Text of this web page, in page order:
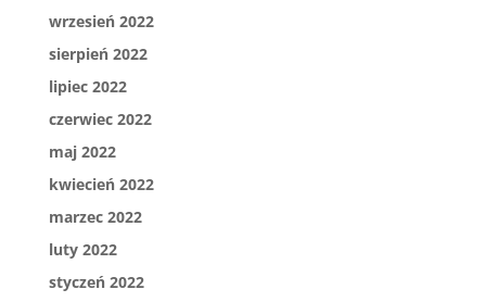
wrzesień 2022
sierpień 2022
lipiec 2022
czerwiec 2022
maj 2022
kwiecień 2022
marzec 2022
luty 2022
styczeń 2022